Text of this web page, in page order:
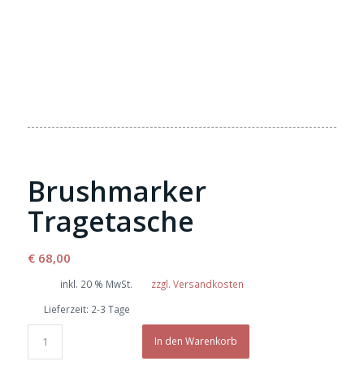
Brushmarker
Tragetasche
€68,00
inkl. 20 % MwSt.
zzgl. Versandkosten
Lieferzeit: 2-3 Tage
In den Warenkorb